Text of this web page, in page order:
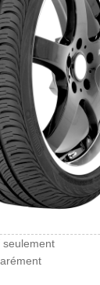
seulement